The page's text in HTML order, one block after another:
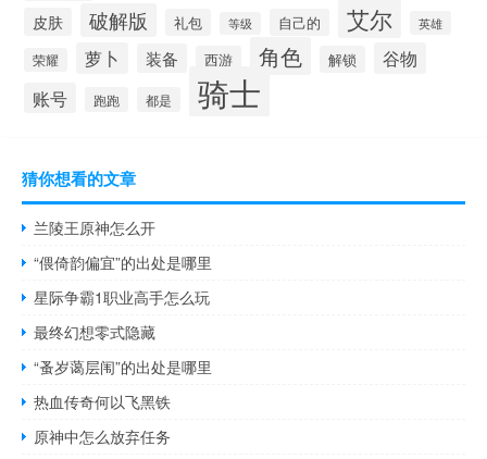
皮肤 破解版 礼包 等级 自己的 艾尔 英雄
荣耀 萝卜 装备 西游 角色 解锁 谷物
账号 跑跑 都是 骑士
猜你想看的文章
兰陵王原神怎么开
“偎倚韵偏宜”的出处是哪里
星际争霸1职业高手怎么玩
最终幻想零式隐藏
“蚤岁蔼层闱”的出处是哪里
热血传奇何以飞黑铁
原神中怎么放弃任务